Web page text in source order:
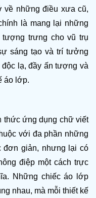
về những điều xưa cũ,
là mang lại những
trưng cho vũ trụ
sáng tạo và trí tưởng
lạ, đầy ấn tượng và
áo lớp.
ứng dụng chữ viết
với đa phần những
đơn giản, nhưng lại có
điệp một cách trực
Những chiếc áo lớp
nhau, mà mỗi thiết kế